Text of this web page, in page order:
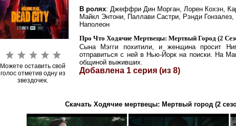
Можете оставить свой
голос отметив одну из
звездочек.
В ролях: Джеффри Дин Морган, Лорен Кохэн,
Майкл Энтони, Паллави Састри, Рэнди
Наполеон
Про Что Ходячие Мертвецы: Мертвый Город (2
Сына Мэгги похитили, и женщина просит
отправиться с ней в Нью-Йорк на поиски. На
общиной выживших.
Добавлена 1 серия (из 8)
Скачать Ходячие мертвецы: Мертвый город (2